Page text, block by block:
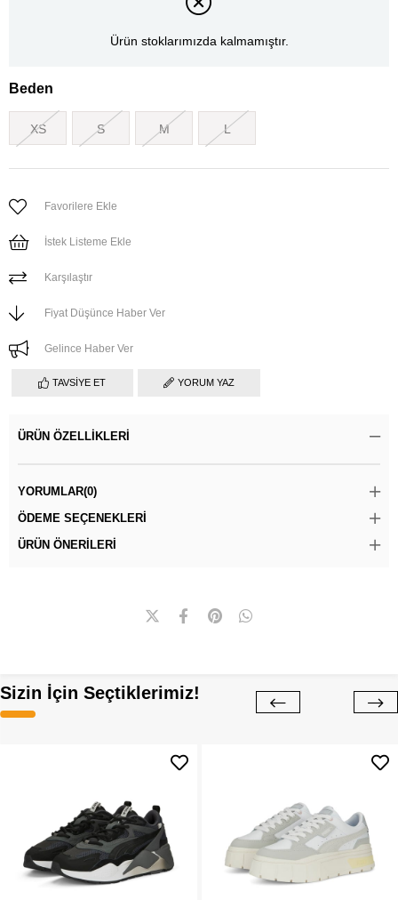
Ürün stoklarımızda kalmamıştır.
Beden
XS S M L
Favorilere Ekle
İstek Listeme Ekle
Karşılaştır
Fiyat Düşünce Haber Ver
Gelince Haber Ver
TAVSIYE ET YORUM YAZ
ÜRÜN ÖZELLIKLERI
YORUMLAR(0)
ÖDEME SEÇENEKLERI
ÜRÜN ÖNERILERI
Sizin İçin Seçtiklerimiz!